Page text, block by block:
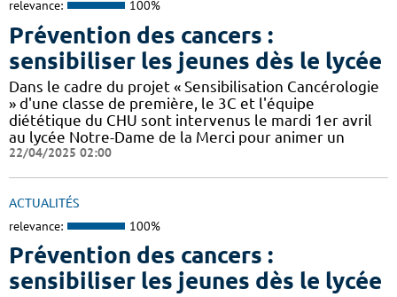
relevance: 100%
Prévention des cancers :
sensibiliser les jeunes dès le lycée
Dans le cadre du projet « Sensibilisation Cancérologie
» d'une classe de première, le 3C et l'équipe
diététique du CHU sont intervenus le mardi 1er avril
au lycée Notre-Dame de la Merci pour animer un
22/04/2025 02:00
ACTUALITÉS
relevance: 100%
Prévention des cancers :
sensibiliser les jeunes dès le lycée